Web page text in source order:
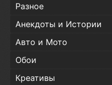
Разное
Анекдоты и Истории
Авто и Мото
Обои
Креативы